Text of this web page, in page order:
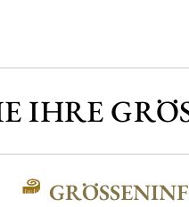
GRÖSSENINFO